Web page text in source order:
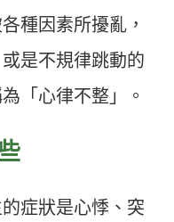
種因素所擾亂，
是不規律跳動的
「⼼律不整」。
症狀是⼼悸、突